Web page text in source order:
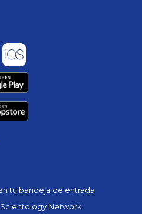
tu bandeja de entrada
Network